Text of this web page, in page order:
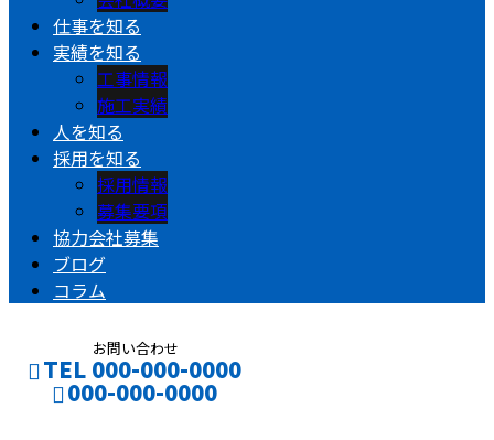
仕事を知る
実績を知る
工事情報
施工実績
人を知る
採用を知る
採用情報
募集要項
協力会社募集
ブログ
コラム
お問い合わせ
TEL 000-000-0000
000-000-0000